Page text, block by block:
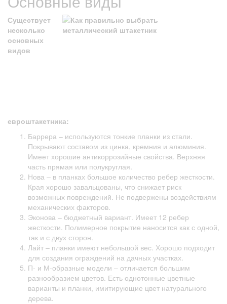
Существует
несколько
основных
видов
евроштакетника:
Баррера – используются тонкие планки из стали.
Покрывают составом из цинка, кремния и алюминия.
Имеет хорошие антикоррозийные свойства. Верхняя
часть прямая или полукруглая.
Нова – в планках большое количество ребер жесткости.
Края хорошо завальцованы, что снижает риск
возможных повреждений. Не подвержены воздействиям
механических факторов.
Эконова – бюджетный вариант. Имеет 12 ребер
жесткости. Полимерное покрытие наносится как с одной,
так и с двух сторон.
Лайт – планки имеют небольшой вес. Хорошо подходит
для создания ограждений на дачных участках.
П- и М-образные модели – отличается большим
разнообразием цветов. Есть однотонные цветные
варианты и планки, имитирующие цвет натурального
дерева.